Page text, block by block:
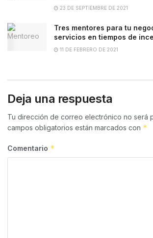
23 DE SEPTIEMBRE DE 2021
Tres mentores para tu
servicios en tiempos de
11 DE FEBRERO DE 2021
Deja una respuesta
Tu dirección de correo electrónico no será
campos obligatorios están marcados con *
Comentario *